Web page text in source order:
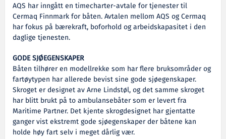
AQS har inngått en timecharter-avtale for tjenester til
Cermaq Finnmark for båten. Avtalen mellom AQS og Cermaq
har fokus på bærekraft, boforhold og arbeidskapasitet i den
daglige tjenesten.
GODE SJØEGENSKAPER
Båten tilhører en modellrekke som har flere bruksområder og
fartøytypen har allerede bevist sine gode sjøegenskaper.
Skroget er designet av Arne Lindstøl, og det samme skroget
har blitt brukt på to ambulansebåter som er levert fra
Maritime Partner. Det kjente skrogdesignet har gjentatte
ganger vist ekstremt gode sjøegenskaper der båtene kan
holde høy fart selv i meget dårlig vær.